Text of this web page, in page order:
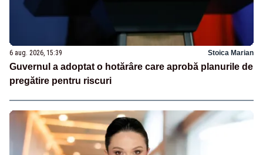
6 aug. 2026, 15:39 Stoica Marian
Guvernul a adoptat o hotărâre care aprobă planurile de
pregătire pentru riscuri